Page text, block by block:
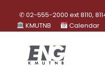
✆ 02-555-2000 ext 8110,
KMUTNB
Calendar